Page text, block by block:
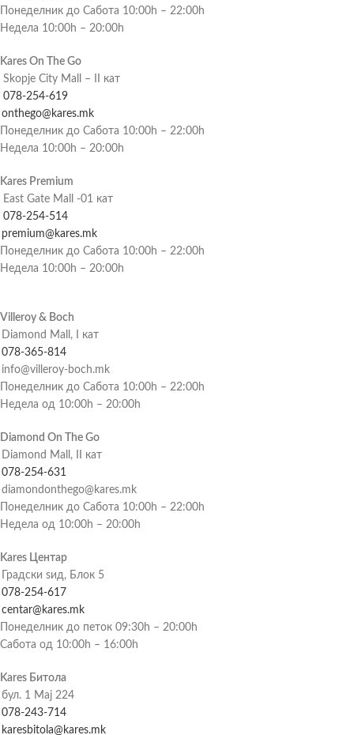
Понеделник до Сабота 10:00h – 22:00h
Недела 10:00h – 20:00h
Kares On The Go
Skopje City Mall – II кат
078-254-619
onthego@kares.mk
Понеделник до Сабота 10:00h – 22:00h
Недела 10:00h – 20:00h
Kares Premium
East Gate Mall -01 кат
078-254-514
premium@kares.mk
Понеделник до Сабота 10:00h – 22:00h
Недела 10:00h – 20:00h
Villeroy & Boch
Diamond Mall, I кат
078-365-814
info@villeroy-boch.mk
Понеделник до Сабота 10:00h – 22:00h
Недела од 10:00h – 20:00h
Diamond On The Go
Diamond Mall, II кат
078-254-631
diamondonthego@kares.mk
Понеделник до Сабота 10:00h – 22:00h
Недела од 10:00h – 20:00h
Kares Центар
Градски ѕид, Блок 5
078-254-617
centar@kares.mk
Понеделник до петок 09:30h – 20:00h
Сабота од 10:00h – 16:00h
Kares Битола
бул. 1 Мај 224
078-243-714
karesbitola@kares.mk